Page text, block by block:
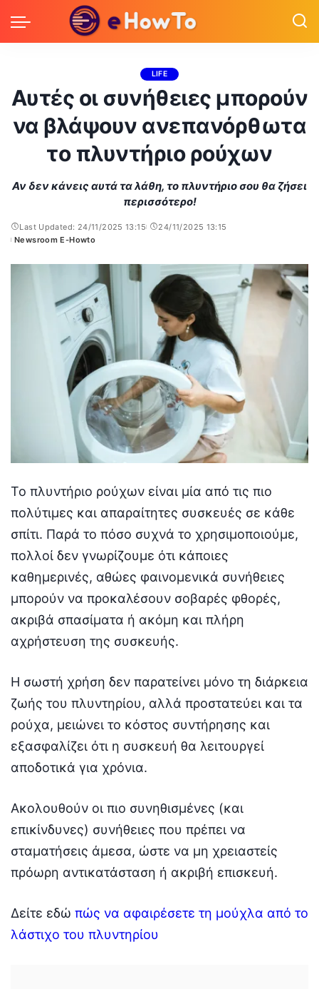
LIFE
Αυτές οι συνήθειες μπορούν
να βλάψουν ανεπανόρθωτα
το πλυντήριο ρούχων
Αν δεν κάνεις αυτά τα λάθη, το πλυντήριο σου θα ζήσει
περισσότερο!
Last Updated: 24/11/2025 13:15
24/11/2025 13:15
Posted
Newsroom E-Howto
Το πλυντήριο ρούχων είναι μία από τις πιο
πολύτιμες και απαραίτητες συσκευές σε κάθε
σπίτι. Παρά το πόσο συχνά το χρησιμοποιούμε,
πολλοί δεν γνωρίζουμε ότι κάποιες
καθημερινές, αθώες φαινομενικά συνήθειες
μπορούν να προκαλέσουν σοβαρές φθορές,
ακριβά σπασίματα ή ακόμη και πλήρη
αχρήστευση της συσκευής.
Η σωστή χρήση δεν παρατείνει μόνο τη διάρκεια
ζωής του πλυντηρίου, αλλά προστατεύει και τα
ρούχα, μειώνει το κόστος συντήρησης και
εξασφαλίζει ότι η συσκευή θα λειτουργεί
αποδοτικά για χρόνια.
Ακολουθούν οι πιο συνηθισμένες (και
επικίνδυνες) συνήθειες που πρέπει να
σταματήσεις άμεσα, ώστε να μη χρειαστείς
πρόωρη αντικατάσταση ή ακριβή επισκευή.
Δείτε εδώ πώς να αφαιρέσετε τη μούχλα από το
λάστιχο του πλυντηρίου